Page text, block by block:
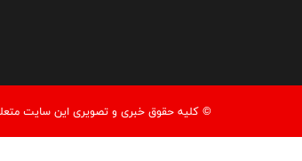
© کليه حقوق خبری و تصويری اين سايت